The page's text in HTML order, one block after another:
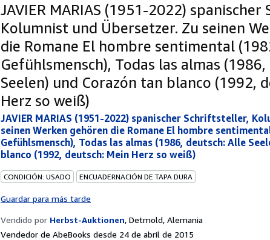
JAVIER MARIAS (1951-2022)
Kolumnist und Übersetzer. Zu seinen
die Romane El hombre sentimental
Gefühlsmensch), Todas las almas
Seelen) und Corazón tan blanco (1992,
Herz so weiß)
JAVIER MARIAS (1951-2022) spanischer Schriftsteller,
seinen Werken gehören die Romane El hombre
Gefühlsmensch), Todas las almas (1986, deutsch: Alle
blanco (1992, deutsch: Mein Herz so weiß)
CONDICIÓN: USADO ENCUADERNACIÓN DE TAPA DURA
Guardar para más tarde
Vendido por Herbst-Auktionen, Detmold, Alemania
Vendedor de AbeBooks desde 24 de abril de 2015